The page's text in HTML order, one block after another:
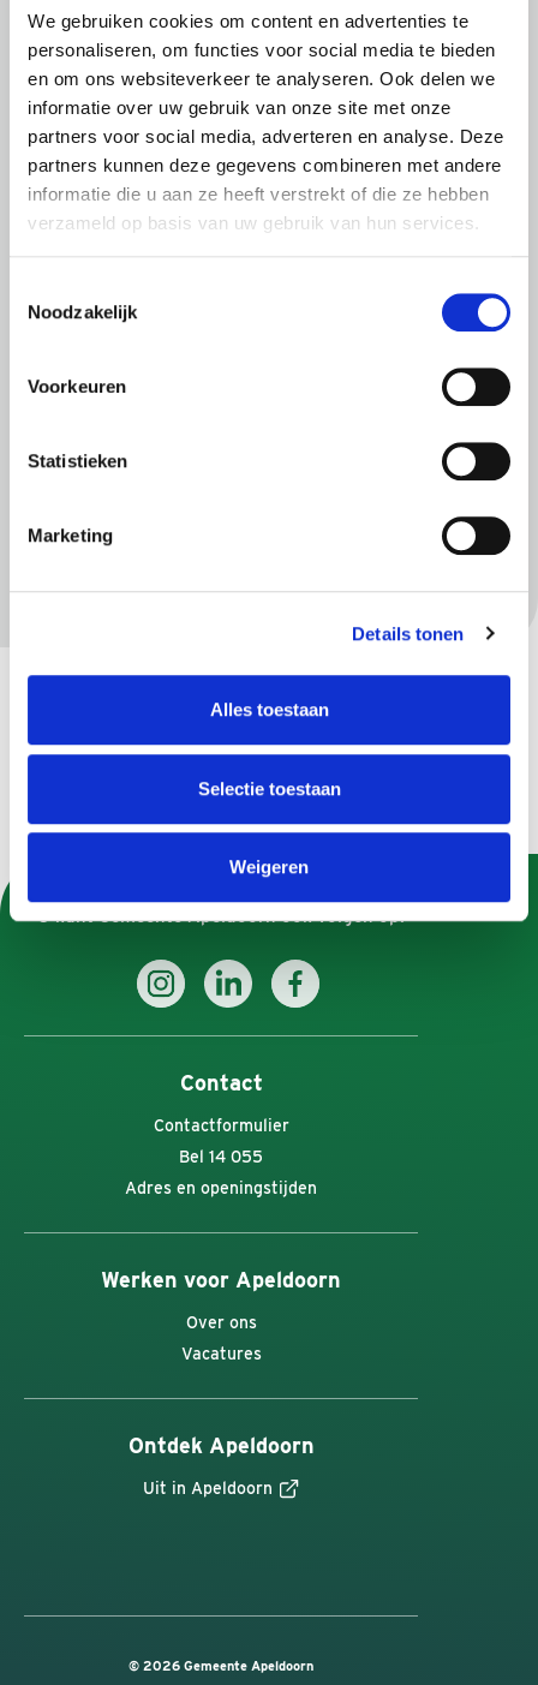
We gebruiken cookies om content en advertenties te
personaliseren, om functies voor social media te bieden
en om ons websiteverkeer te analyseren. Ook delen we
informatie over uw gebruik van onze site met onze
partners voor social media, adverteren en analyse. Deze
partners kunnen deze gegevens combineren met andere
informatie die u aan ze heeft verstrekt of die ze hebben
verzameld op basis van uw gebruik van hun services.
Noodzakelijk
Voorkeuren
Statistieken
Marketing
Details tonen
Alles toestaan
Selectie toestaan
Weigeren
Tussentijds verantwoorden en
wijzigingen in de uitvoering
Vaststelling aanvragen
Staatssteun
Meer informatie
Overheid.nl
Het subsidieproces
U kunt Gemeente Apeldoorn ook volgen op:
Contact
Contactformulier
Bel 14 055
Adres en openingstijden
Werken voor Apeldoorn
Over ons
Vacatures
Ontdek Apeldoorn
Uit in Apeldoorn
© 2026 Gemeente Apeldoorn